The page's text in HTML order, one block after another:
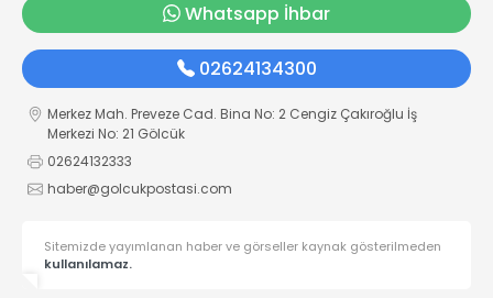
Whatsapp İhbar
02624134300
Merkez Mah. Preveze Cad. Bina No: 2 Cengiz Çakıroğlu İş
Merkezi No: 21 Gölcük
02624132333
haber@golcukpostasi.com
Sitemizde yayımlanan haber ve görseller kaynak gösterilmeden
kullanılamaz.